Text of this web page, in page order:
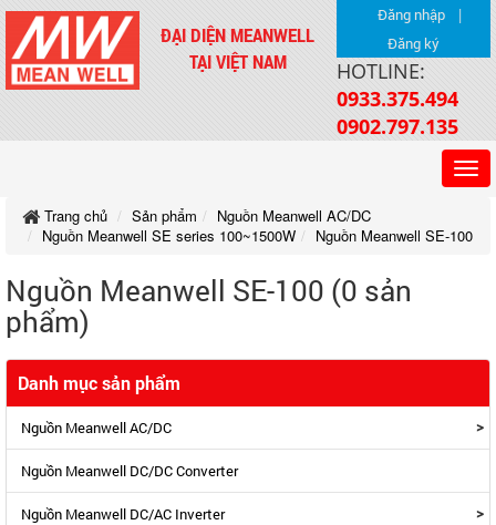
ĐẠI DIỆN MEANWELL
TẠI VIỆT NAM
Đăng nhập |
Đăng ký
HOTLINE:
0933.375.494
0902.797.135
Trang chủ Sản phẩm
Nguồn Meanwell AC/DC
Nguồn Meanwell SE series 100~1500W
Nguồn Meanwell SE-100
Nguồn Meanwell SE-100 (0 sản
phẩm)
Danh mục sản phẩm
Nguồn Meanwell AC/DC >
Nguồn Meanwell DC/DC Converter
Nguồn Meanwell DC/AC Inverter >